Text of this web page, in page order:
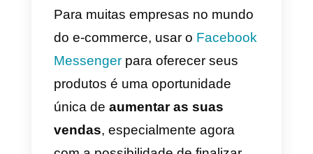
O Facebook Messenger
atualmente possui mais de 1,5
bilhão de usuários. Todos os dias
o aplicativo de mensagens é